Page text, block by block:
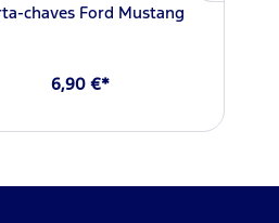
chaves Ford Mustang
6,90 €*